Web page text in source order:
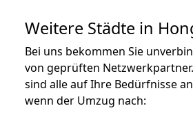
Weitere Städte in
Bei uns bekommen Sie
von geprüften
sind alle auf Ihre Bedürfnisse
wenn der Umzug nach: